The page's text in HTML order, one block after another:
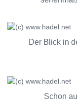
Der Blick in
Schon